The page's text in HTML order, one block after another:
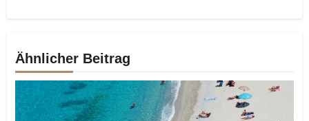
Ähnlicher Beitrag